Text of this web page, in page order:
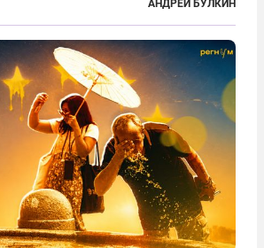
Африки. В конце июля
и испанской территорией
тысяч мигрантов. Подавляющее...
АНДРЕЙ БУЛКИН